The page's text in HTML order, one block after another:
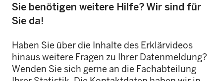
Sie benötigen weitere Hilfe? Wir sind für
Sie da!
Haben Sie über die Inhalte des Erklärvideos
hinaus weitere Fragen zu Ihrer Datenmeldung?
Wenden Sie sich gerne an die Fachabteilung